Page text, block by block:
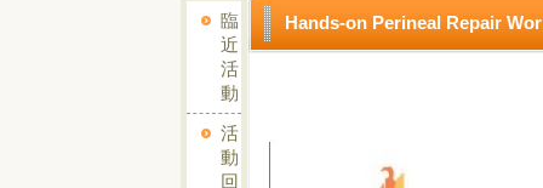
臨
近
活
動
活
動
回
Hands-on Perineal Repair